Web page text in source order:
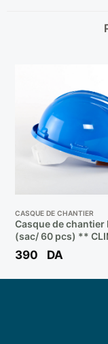
CASQUE DE CHANTIER
Casque de chantier
(sac/ 60 pcs) **
390 DA